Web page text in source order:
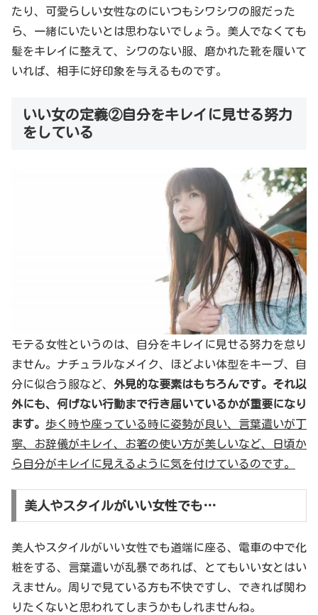
たり、可愛らしい女性なのにいつもシワシワの服だった
ら、一緒にいたいとは思わないでしょう。美人でなくても
髪をキレイに整えて、シワのない服、磨かれた靴を履いて
いれば、相手に好印象を与えるものです。
いい女の定義②自分をキレイに見せる努力
をしている
モテる女性というのは、自分をキレイに見せる努力を怠り
ません。ナチュラルなメイク、ほどよい体型をキープ、自
分に似合う服など、 外見的な要素はもちろんです。それ以
外にも、何げない行動まで行き届いているかが重要になり
ます。 歩く時や座っている時に姿勢が良い、言葉遣いが丁
寧、お辞儀がキレイ、お箸の使い方が美しいなど、日頃か
ら自分がキレイに見えるように気を付けているのです。
美人やスタイルがいい女性でも…
美人やスタイルがいい女性でも道端に座る、電車の中で化
粧をする、言葉遣いが乱暴であれば、とてもいい女とはい
えません。周りで見ている方も不快ですし、できれば関わ
りたくないと思われてしまうかもしれませんね。